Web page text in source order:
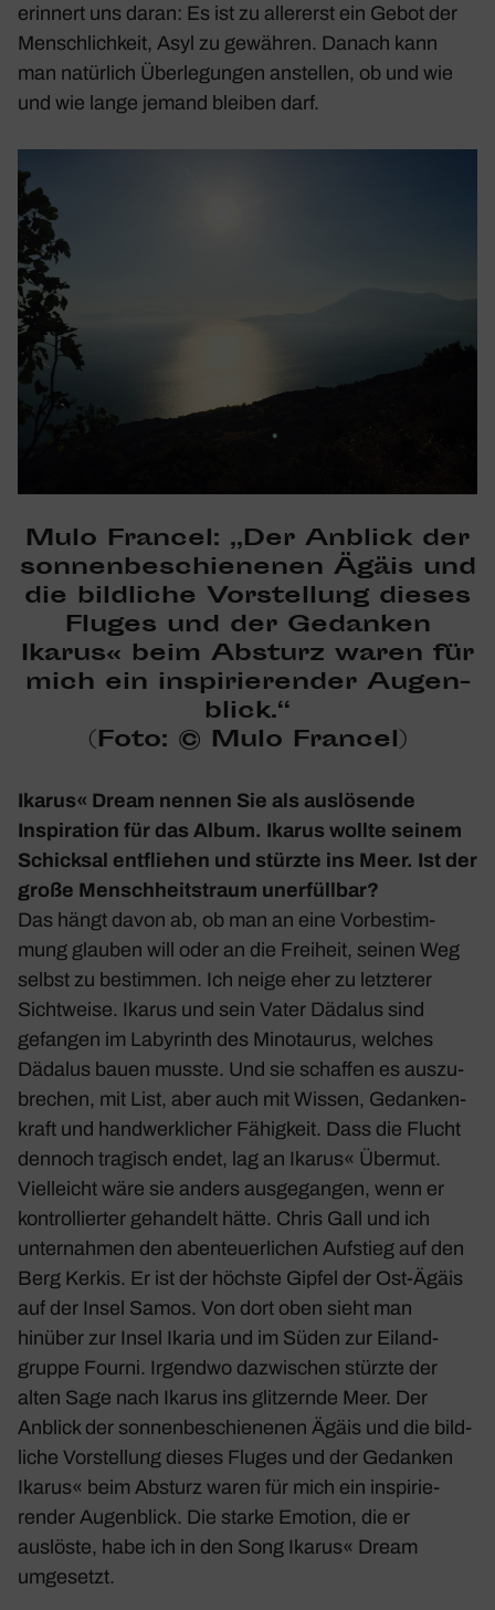
erin­nert uns daran: Es ist zu aller­erst ein Gebot der
Mensch­lich­keit, Asyl zu gewähren. Danach kann
man natür­lich Über­le­gungen anstellen, ob und wie
und wie lange jemand bleiben darf.
Mulo Francel: „Der Anblick der
sonnen­be­schie­nenen Ägäis und
die bild­liche Vorstel­lung dieses
Fluges und der Gedanken
Ikarus« beim Absturz waren für
mich ein inspi­rie­render Augen­
blick.“
(Foto: © Mulo Francel)
Ikarus« Dream nennen Sie als auslö­sende
Inspi­ra­tion für das Album. Ikarus wollte seinem
Schicksal entfliehen und stürzte ins Meer. Ist der
große Mensch­heits­traum uner­füllbar?
Das hängt davon ab, ob man an eine Vorbe­stim­
mung glauben will oder an die Frei­heit, seinen Weg
selbst zu bestimmen. Ich neige eher zu letz­terer
Sicht­weise. Ikarus und sein Vater Dädalus sind
gefangen im Laby­rinth des Mino­taurus, welches
Dädalus bauen musste. Und sie schaffen es auszu­
bre­chen, mit List, aber auch mit Wissen, Gedan­ken­
kraft und hand­werk­li­cher Fähig­keit. Dass die Flucht
dennoch tragisch endet, lag an Ikarus« Übermut.
Viel­leicht wäre sie anders ausge­gangen, wenn er
kontrol­lierter gehan­delt hätte. Chris Gall und ich
unter­nahmen den aben­teu­er­li­chen Aufstieg auf den
Berg Kerkis. Er ist der höchste Gipfel der Ost-Ägäis
auf der Insel Samos. Von dort oben sieht man
hinüber zur Insel Ikaria und im Süden zur Eiland­
gruppe Fourni. Irgendwo dazwi­schen stürzte der
alten Sage nach Ikarus ins glit­zernde Meer. Der
Anblick der sonnen­be­schie­nenen Ägäis und die bild­
liche Vorstel­lung dieses Fluges und der Gedanken
Ikarus« beim Absturz waren für mich ein inspi­rie­
render Augen­blick. Die starke Emotion, die er
auslöste, habe ich in den Song Ikarus« Dream
umge­setzt.